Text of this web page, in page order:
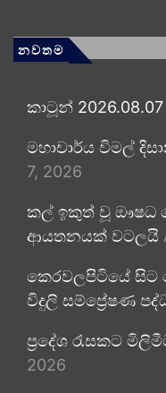
නවතම
කාටූන් 2026.08.07
මහාචාර්ය විමල්
7, 2026
කල් ඉකුත් වූ ඖෂධ
ආයතනයක් වටලයි
කෙරවලපිටියේ සිට
විදුලි සම්ප්‍රේෂණ
ප්‍රදේශ රැසකට
2026